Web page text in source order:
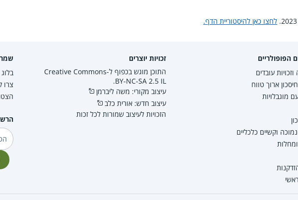
לחצו כאן להיסטוריית הדף.
הפופולריים
עובדים
ארוך טווח
מוגבלויות
וקשיים כלכליים
זכויות יוצרים
התוכן מוגש בכפוף ל-Creative Commons
BY-NC-SA 2.5 IL.
עיצוב מקורי: משה ליברמן
עיצוב חדש: אורית כלב
הזכויות לעיצוב שמורות לכל זכות
בלוג
צרו
דוא"ל